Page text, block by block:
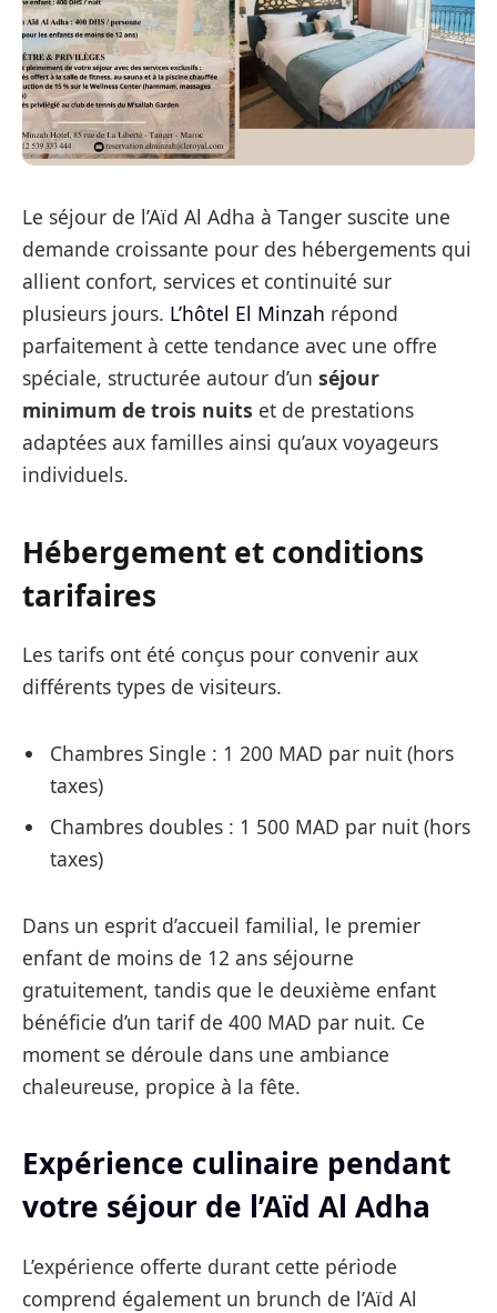
Le séjour de l’Aïd Al Adha à Tanger suscite une
demande croissante pour des hébergements qui
allient confort, services et continuité sur
plusieurs jours. L’hôtel El Minzah répond
parfaitement à cette tendance avec une offre
spéciale, structurée autour d’un séjour
minimum de trois nuits et de prestations
adaptées aux familles ainsi qu’aux voyageurs
individuels.
Hébergement et conditions
tarifaires
Les tarifs ont été conçus pour convenir aux
différents types de visiteurs.
Chambres Single : 1 200 MAD par nuit (hors
taxes)
Chambres doubles : 1 500 MAD par nuit (hors
taxes)
Dans un esprit d’accueil familial, le premier
enfant de moins de 12 ans séjourne
gratuitement, tandis que le deuxième enfant
bénéficie d’un tarif de 400 MAD par nuit. Ce
moment se déroule dans une ambiance
chaleureuse, propice à la fête.
Expérience culinaire pendant
votre séjour de l’Aïd Al Adha
L’expérience offerte durant cette période
comprend également un brunch de l’Aïd Al